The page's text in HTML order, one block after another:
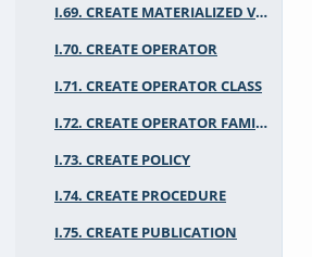
I.69. CREATE MATERIALIZED VIEW
I.70. CREATE OPERATOR
I.71. CREATE OPERATOR CLASS
I.72. CREATE OPERATOR FAMILY
I.73. CREATE POLICY
I.74. CREATE PROCEDURE
I.75. CREATE PUBLICATION